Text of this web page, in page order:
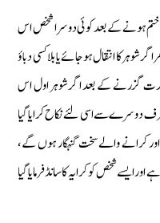
ہونے کے بعد کوئی دوسرا شخص اس
کا انتقال ہوجائے یا بلا کسی دباؤ
گزرنے کے بعد اگر شوہر اول اس
دوسرے سے اسی لئے نکاح کرایا گیا
کرانے والے سخت گنہگار ہوں گے،
ایسے شخص کو کرایہ کا سانڈ فرمایا گیا